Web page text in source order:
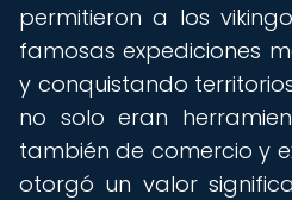
permitieron a los
famosas expediciones
y conquistando
no solo eran
también de comercio y
otorgó un valor